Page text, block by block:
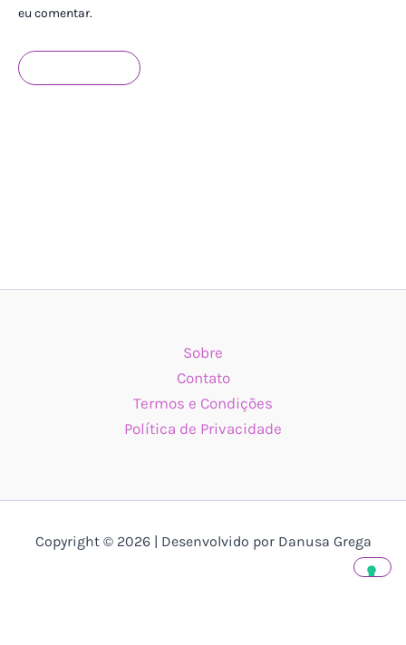
eu comentar.
Sobre
Contato
Termos e Condições
Política de Privacidade
Copyright © 2026 | Desenvolvido por Danusa Grega